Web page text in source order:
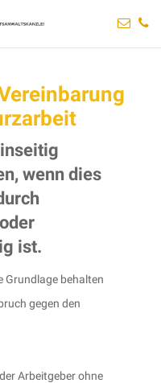
wenn dies
ist.
Grundlage behalten
gegen den
Arbeitgeber ohne